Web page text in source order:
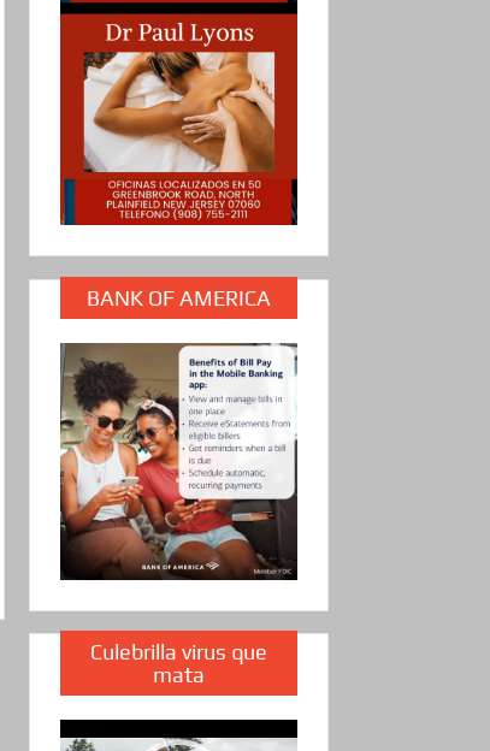
BANK OF AMERICA
Culebrilla virus que
mata
Reproductor